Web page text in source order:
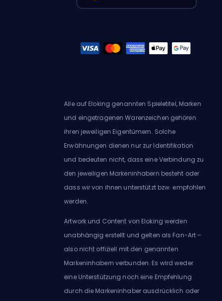
Alle auf Eloking genannten Spieletitel, Marken
und eingetragenen Warenzeichen gehören
ihren jeweiligen Eigentümern. Solche
Erwähnungen dienen nur zur Identifikation
und bedeuten nicht, dass eine Verbindung zu
den jeweiligen Markeninhabern besteht oder
dass wir von ihnen unterstützt bzw. empfohlen
werden.
Artwork und Content von Eloking werden
unabhängig erstellt und gelten als Fan-Art –
also nicht offiziell mit den genannten
Markeninhabern verbunden. Es wird weder
eine Unterstützung noch eine Empfehlung
durch die Markeninhaber ausdrücklich oder